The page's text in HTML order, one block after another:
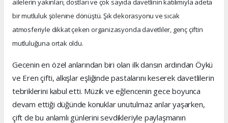
ailelerin yakınları, dostları ve çok sayıda davetlinin katılımıyla adeta
bir mutluluk şölenine dönüştü. Şık dekorasyonu ve sıcak
atmosferiyle dikkat çeken organizasyonda davetliler, genç çiftin
mutluluğuna ortak oldu.
Gecenin en özel anlarından biri olan ilk dansın ardından Öykü
ve Eren çifti, alkışlar eşliğinde pastalarını keserek davetlilerin
tebriklerini kabul etti. Müzik ve eğlencenin gece boyunca
devam ettiği düğünde konuklar unutulmaz anlar yaşarken,
çift de bu anlamlı günlerini sevdikleriyle paylaşmanın